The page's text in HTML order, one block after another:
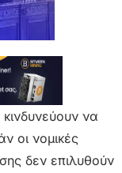
να
οι νομικές
δεν επιλυθούν